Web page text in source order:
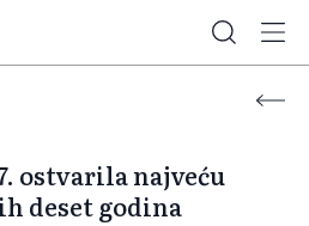
ostvarila najveću
deset godina